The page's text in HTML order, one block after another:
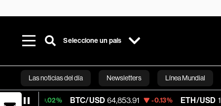
Seleccione un país
Las noticias del día Newsletters Línea Mundial
Bloomberg
BTC/USD 64,853.91 -0.13% ETH/USD 1,914.675